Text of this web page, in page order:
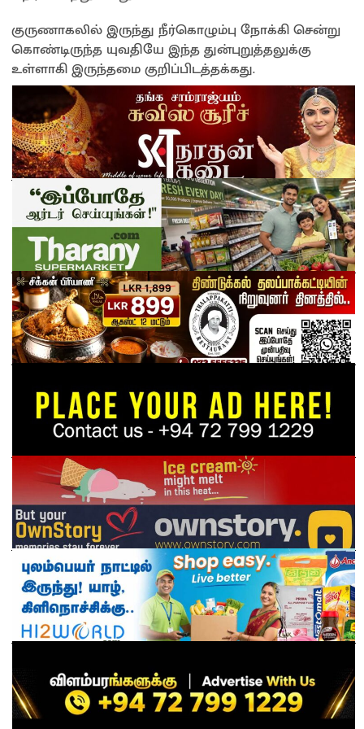
குருணாகலில் இருந்து நீர்கொழும்பு நோக்கி சென்று
கொண்டிருந்த யுவதியே இந்த துன்புறுத்தலுக்கு
உள்ளாகி இருந்தமை குறிப்பிடத்தக்கது.